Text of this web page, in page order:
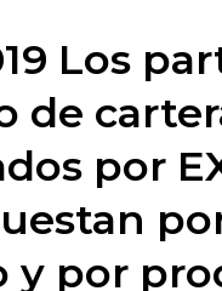
Los
de
por
y por